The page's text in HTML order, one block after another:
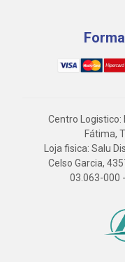
Centro Logistico:
Fátima,
Loja fisica: Salu
Celso Garcia,
03.063-000